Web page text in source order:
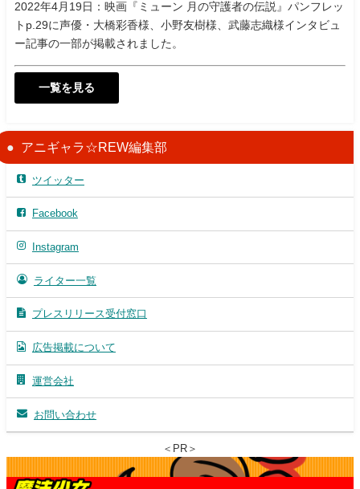
2022年4月19日：映画『ミューン 月の守護者の伝説』パンフレッ
トp.29に声優・大橋彩香様、小野友樹様、武藤志織様インタビュ
ー記事の一部が掲載されました。
一覧を見る
アニギャラ☆REW編集部
ツイッター
Facebook
Instagram
ライター一覧
プレスリリース受付窓口
広告掲載について
運営会社
お問い合わせ
＜PR＞